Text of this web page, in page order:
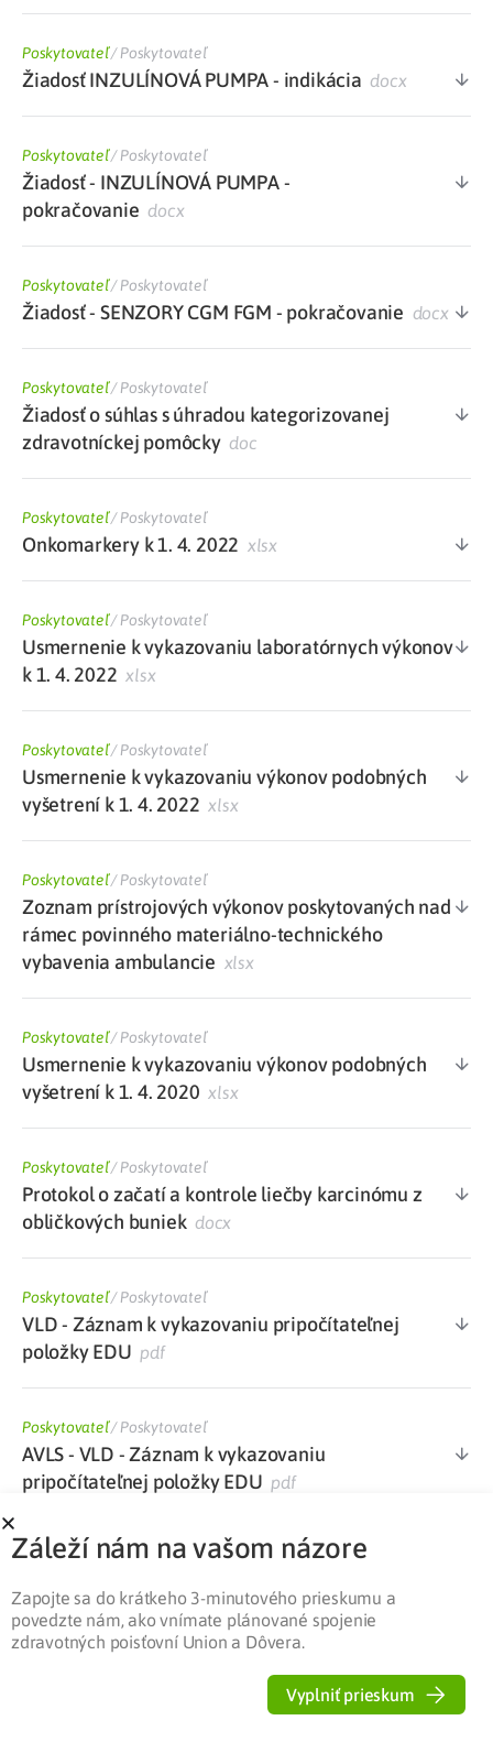
Poskytovateľ/Poskytovateľ
Žiadosť INZULÍNOVÁ PUMPA - indikácia docx
Poskytovateľ/Poskytovateľ
Žiadosť - INZULÍNOVÁ PUMPA -
pokračovanie docx
Poskytovateľ/Poskytovateľ
Žiadosť - SENZORY CGM FGM - pokračovanie docx
Poskytovateľ/Poskytovateľ
Žiadosť o súhlas s úhradou kategorizovanej
zdravotníckej pomôckydoc
Poskytovateľ/Poskytovateľ
Onkomarkery k 1. 4. 2022 xlsx
Poskytovateľ/Poskytovateľ
Usmernenie k vykazovaniu laboratórnych výkonov
k 1. 4. 2022 xlsx
Poskytovateľ/Poskytovateľ
Usmernenie k vykazovaniu výkonov podobných
vyšetrení k 1. 4. 2022 xlsx
Poskytovateľ/Poskytovateľ
Zoznam prístrojových výkonov poskytovaných nad
rámec povinného materiálno-technického
vybavenia ambulancie xlsx
Poskytovateľ/Poskytovateľ
Usmernenie k vykazovaniu výkonov podobných
vyšetrení k 1. 4. 2020 xlsx
Poskytovateľ/Poskytovateľ
Protokol o začatí a kontrole liečby karcinómu z
obličkových buniekdocx
Poskytovateľ/Poskytovateľ
VLD - Záznam k vykazovaniu pripočítateľnej
položky EDU pdf
Poskytovateľ/Poskytovateľ
AVLS - VLD - Záznam k vykazovaniu
pripočítateľnej položky EDU pdf
Poskytovateľ/Poskytovateľ
pacienta v diabetologickej ambulanciidocx
Zoznam kategorizovaného ŠZM s maximálne
Záleží nám na vašom názore
Zapojte sa do krátkeho 3-minutového prieskumu a
povedzte nám, ako vnímate plánované spojenie
zdravotných poisťovní Union a Dôvera.
Vyplniť prieskum